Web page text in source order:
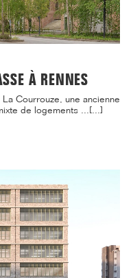
À RENNES
Courrouze, une ancienne
de logements ...[...]